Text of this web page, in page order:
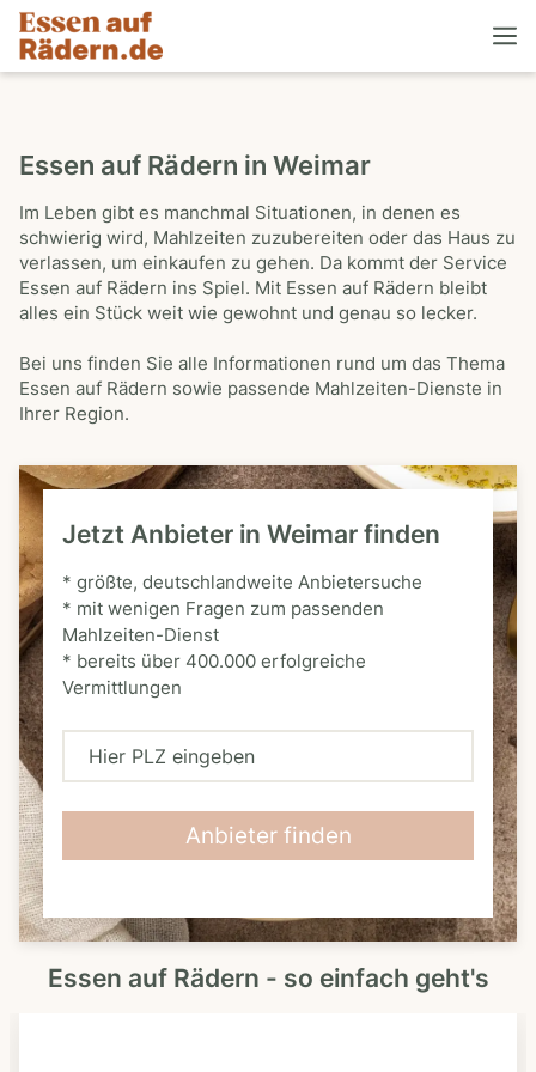
Essen auf Rädern in Weimar
Im Leben gibt es manchmal Situationen, in denen es
schwierig wird, Mahlzeiten zuzubereiten oder das Haus zu
verlassen, um einkaufen zu gehen. Da kommt der Service
Essen auf Rädern ins Spiel. Mit Essen auf Rädern bleibt
alles ein Stück weit wie gewohnt und genau so lecker.
Bei uns finden Sie alle Informationen rund um das Thema
Essen auf Rädern sowie passende Mahlzeiten-Dienste in
Ihrer Region.
Jetzt Anbieter in Weimar finden
* größte, deutschlandweite Anbietersuche
* mit wenigen Fragen zum passenden
Mahlzeiten-Dienst
* bereits über 400.000 erfolgreiche
Vermittlungen
H
L
Z
Anbieter finden
Essen auf Rädern - so einfach geht's